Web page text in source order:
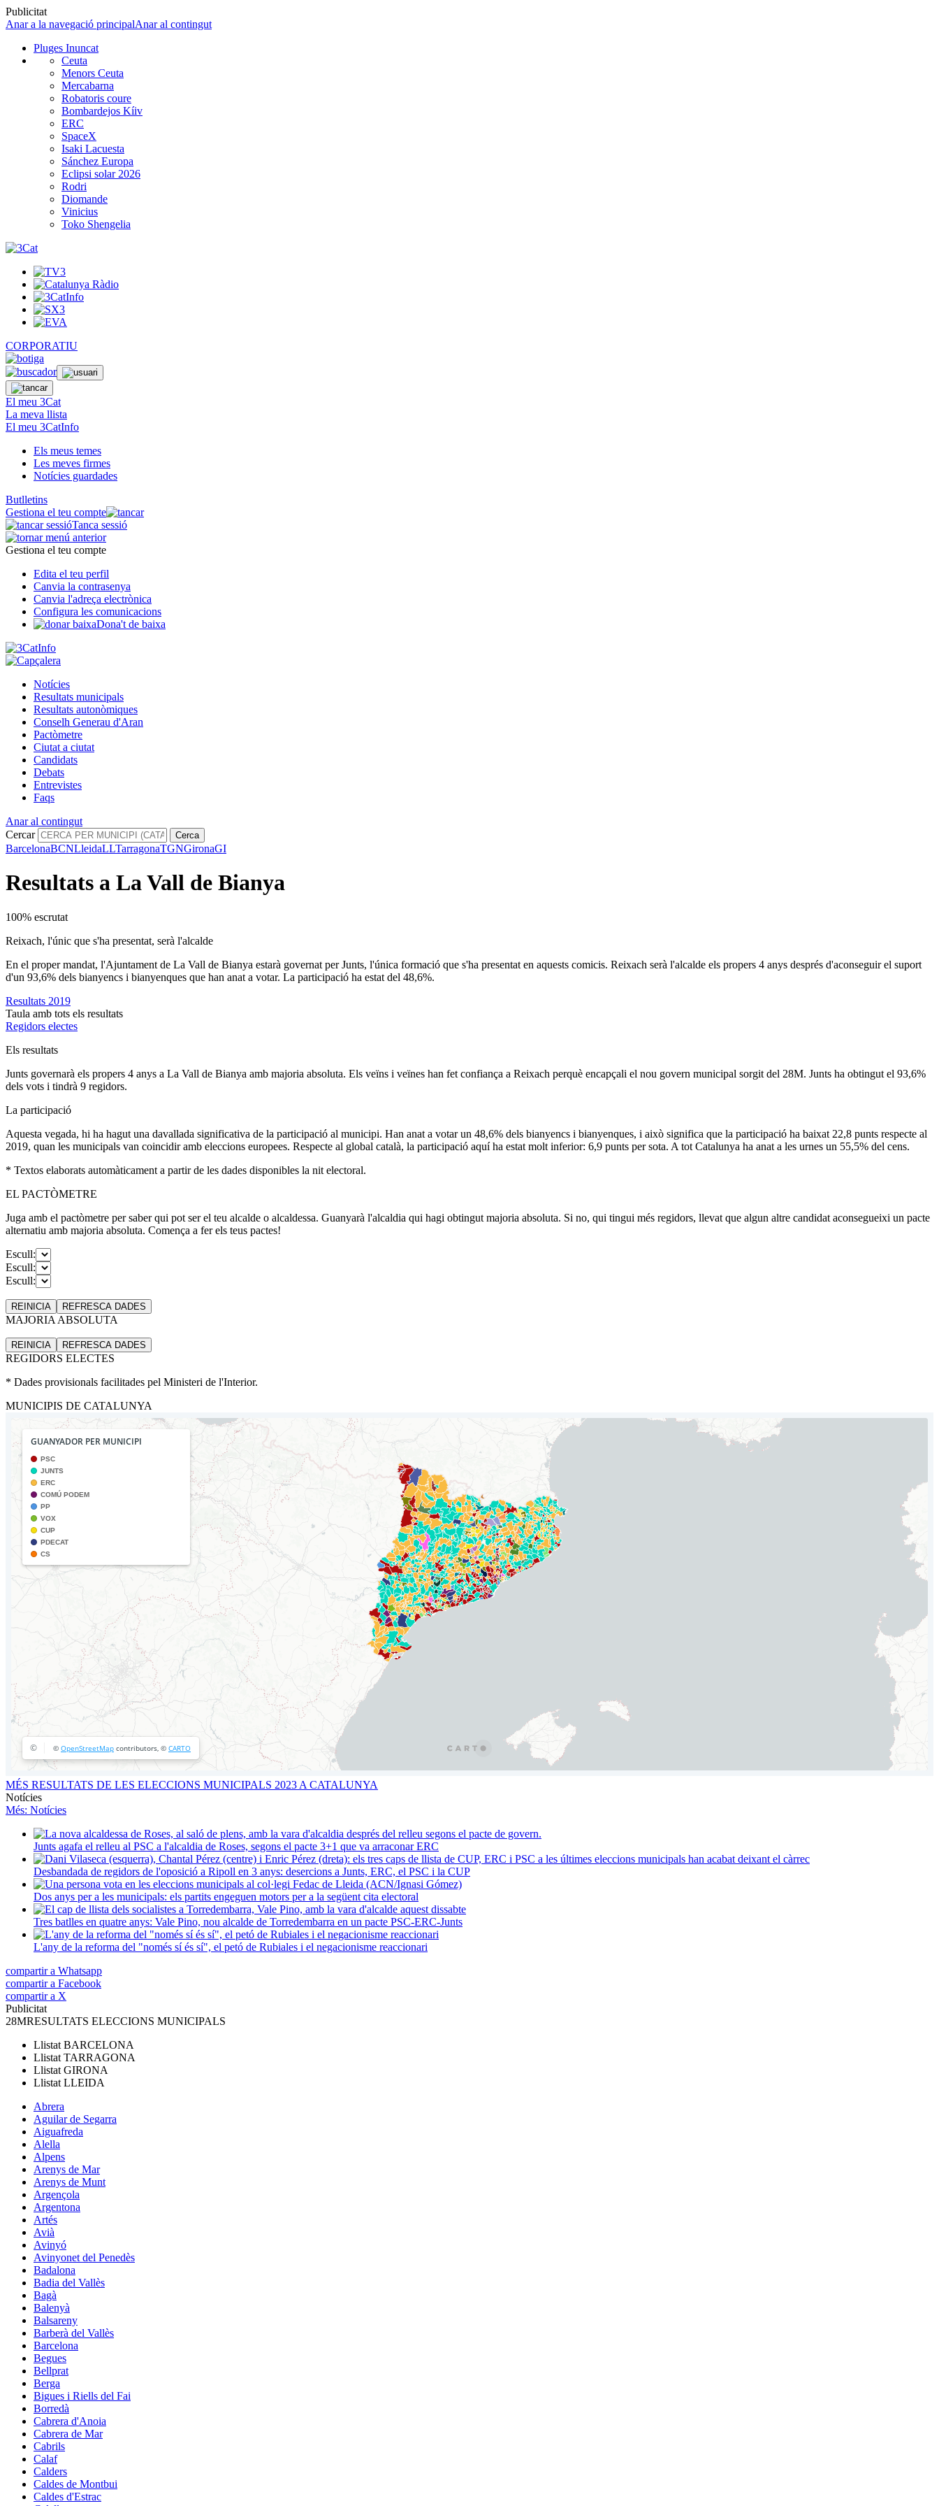
Publicitat
Anar a la navegació principalAnar al contingut
Pluges Inuncat
Ceuta
Menors Ceuta
Mercabarna
Robatoris coure
Bombardejos Kíiv
ERC
SpaceX
Isaki Lacuesta
Sánchez Europa
Eclipsi solar 2026
Rodri
Diomande
Vinicius
Toko Shengelia
CORPORATIU
El meu 3Cat
La meva llista
El meu 3CatInfo
Els meus temes
Les meves firmes
Notícies guardades
Butlletins
Gestiona el teu compte
Tanca sessió
Gestiona el teu compte
Edita el teu perfil
Canvia la contrasenya
Canvia l'adreça electrònica
Configura les comunicacions
Dona't de baixa
Notícies
Resultats municipals
Resultats autonòmiques
Conselh Generau d'Aran
Pactòmetre
Ciutat a ciutat
Candidats
Debats
Entrevistes
Faqs
Anar al contingut
Cercar
Cerca
BarcelonaBCNLleidaLLTarragonaTGNGironaGI
Resultats a La Vall de Bianya
100% escrutat
Reixach, l'únic que s'ha presentat, serà l'alcalde
En el proper mandat, l'Ajuntament de La Vall de Bianya estarà governat per Junts, l'única formació que s'ha presentat en aquests comicis. Reixach serà l'alcalde els propers 4 anys després d'aconseguir el suport
d'un 93,6% dels bianyencs i bianyenques que han anat a votar. La participació ha estat del 48,6%.
Resultats 2019
Taula amb tots els resultats
Regidors electes
Els resultats
Junts governarà els propers 4 anys a La Vall de Bianya amb majoria absoluta. Els veïns i veïnes han fet confiança a Reixach perquè encapçali el nou govern municipal sorgit del 28M. Junts ha obtingut el 93,6%
dels vots i tindrà 9 regidors.
La participació
Aquesta vegada, hi ha hagut una davallada significativa de la participació al municipi. Han anat a votar un 48,6% dels bianyencs i bianyenques, i això significa que la participació ha baixat 22,8 punts respecte al
2019, quan les municipals van coincidir amb eleccions europees. Respecte al global català, la participació aquí ha estat molt inferior: 6,9 punts per sota. A tot Catalunya ha anat a les urnes un 55,5% del cens.
* Textos elaborats automàticament a partir de les dades disponibles la nit electoral.
EL PACTÒMETRE
Juga amb el pactòmetre per saber qui pot ser el teu alcalde o alcaldessa. Guanyarà l'alcaldia qui hagi obtingut majoria absoluta. Si no, qui tingui més regidors, llevat que algun altre candidat aconsegueixi un pacte
alternatiu amb majoria absoluta. Comença a fer els teus pactes!
Escull:
Escull:
Escull:
REINICIA REFRESCA DADES
MAJORIA ABSOLUTA
REINICIA REFRESCA DADES
REGIDORS ELECTES
* Dades provisionals facilitades pel Ministeri de l'Interior.
MUNICIPIS DE CATALUNYA
MÉS RESULTATS DE LES ELECCIONS MUNICIPALS 2023 A CATALUNYA
Notícies
Més: Notícies
Junts agafa el relleu al PSC a l'alcaldia de Roses, segons el pacte 3+1 que va arraconar ERC
Desbandada de regidors de l'oposició a Ripoll en 3 anys: desercions a Junts, ERC, el PSC i la CUP
Dos anys per a les municipals: els partits engeguen motors per a la següent cita electoral
Tres batlles en quatre anys: Vale Pino, nou alcalde de Torredembarra en un pacte PSC-ERC-Junts
L'any de la reforma del "només sí és sí", el petó de Rubiales i el negacionisme reaccionari
compartir a Whatsapp
compartir a Facebook
compartir a X
Publicitat
28MRESULTATS ELECCIONS MUNICIPALS
Llistat BARCELONA
Llistat TARRAGONA
Llistat GIRONA
Llistat LLEIDA
Abrera
Aguilar de Segarra
Aiguafreda
Alella
Alpens
Arenys de Mar
Arenys de Munt
Argençola
Argentona
Artés
Avià
Avinyó
Avinyonet del Penedès
Badalona
Badia del Vallès
Bagà
Balenyà
Balsareny
Barberà del Vallès
Barcelona
Begues
Bellprat
Berga
Bigues i Riells del Fai
Borredà
Cabrera d'Anoia
Cabrera de Mar
Cabrils
Calaf
Calders
Caldes de Montbui
Caldes d'Estrac